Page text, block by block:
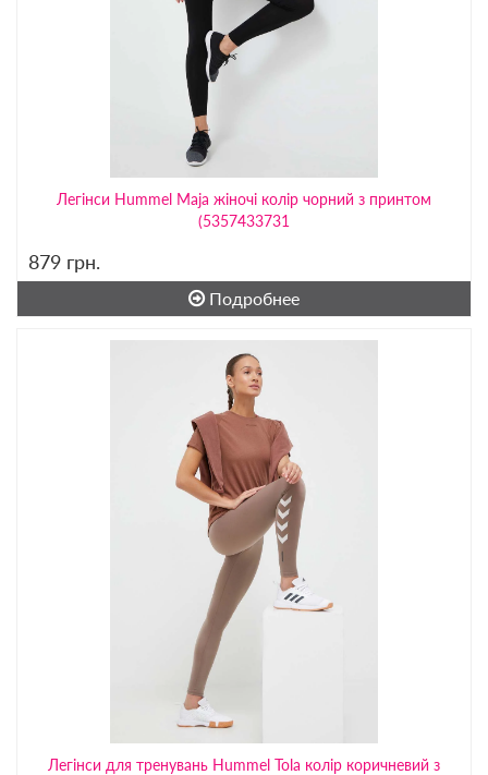
Легінси Hummel Maja жіночі колір чорний з принтом
(5357433731
879 грн.
Подробнее
Легінси для тренувань Hummel Tola колір коричневий з